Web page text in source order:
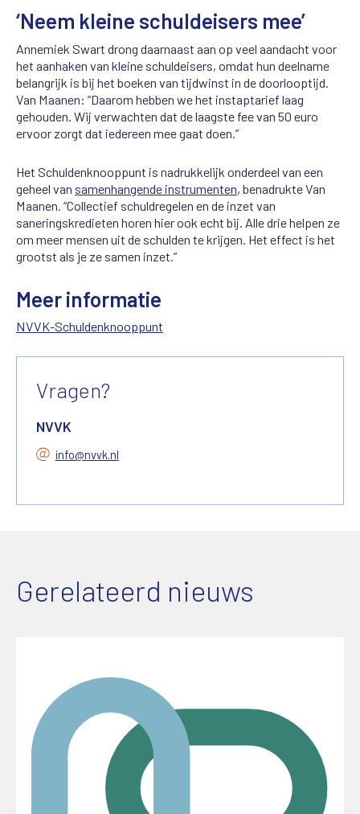
‘Neem kleine schuldeisers mee’
Annemiek Swart drong daarnaast aan op veel aandacht voor
het aanhaken van kleine schuldeisers, omdat hun deelname
belangrijk is bij het boeken van tijdwinst in de doorlooptijd.
Van Maanen: “Daarom hebben we het instaptarief laag
gehouden. Wij verwachten dat de laagste fee van 50 euro
ervoor zorgt dat iedereen mee gaat doen.”
Het Schuldenknooppunt is nadrukkelijk onderdeel van een
geheel van samenhangende instrumenten, benadrukte Van
Maanen. “Collectief schuldregelen en de inzet van
saneringskredieten horen hier ook echt bij. Alle drie helpen ze
om meer mensen uit de schulden te krijgen. Het effect is het
grootst als je ze samen inzet.”
Meer informatie
NVVK-Schuldenknooppunt
Vragen?
NVVK
info@nvvk.nl
Gerelateerd nieuws